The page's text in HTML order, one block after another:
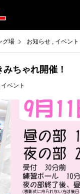
グ場 お知らせ イベント
ちゃれ開催！
イベント